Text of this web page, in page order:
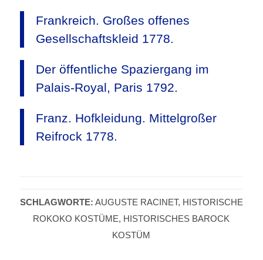
Frankreich. Großes offenes
Gesellschaftskleid 1778.
Der öffentliche Spaziergang im
Palais-Royal, Paris 1792.
Franz. Hofkleidung. Mittelgroßer
Reifrock 1778.
SCHLAGWORTE: AUGUSTE RACINET, HISTORISCHE
ROKOKO KOSTÜME, HISTORISCHES BAROCK
KOSTÜM